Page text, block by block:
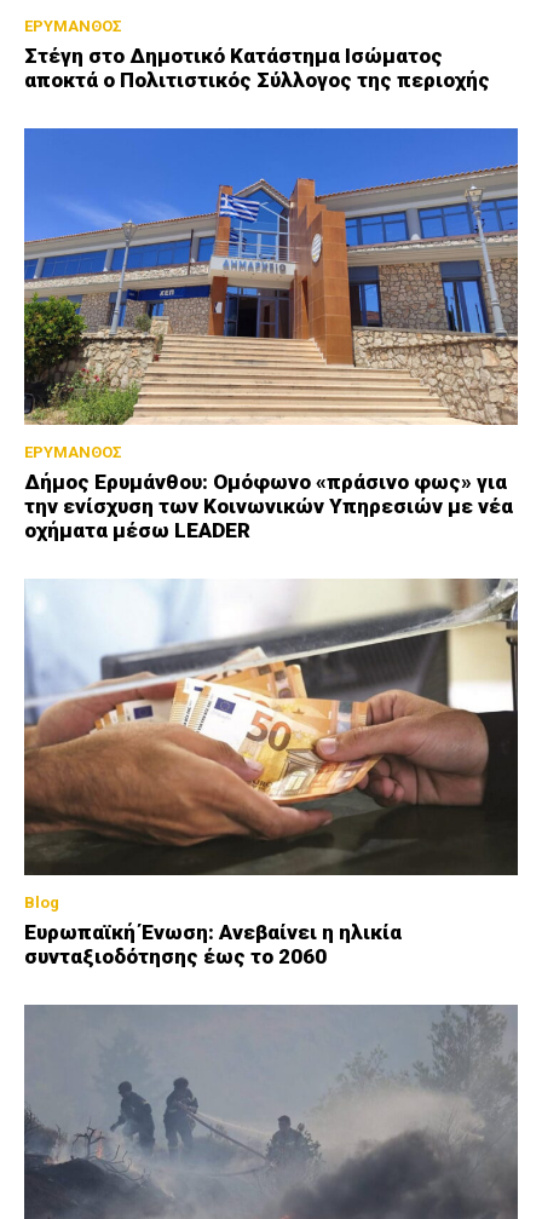
ΕΡΥΜΑΝΘΟΣ
Στέγη στο Δημοτικό Κατάστημα Ισώματος
αποκτά ο Πολιτιστικός Σύλλογος της περιοχής
ΕΡΥΜΑΝΘΟΣ
Δήμος Ερυμάνθου: Ομόφωνο «πράσινο φως» για
την ενίσχυση των Κοινωνικών Υπηρεσιών με νέα
οχήματα μέσω LEADER
Blog
Ευρωπαϊκή Ένωση: Ανεβαίνει η ηλικία
συνταξιοδότησης έως το 2060